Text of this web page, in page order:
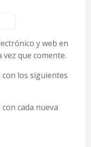
y web en
que comente.
los siguientes
cada nueva